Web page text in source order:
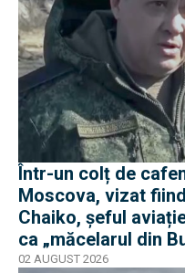
Într-un colț de
Moscova, vizat
Chaiko, șeful
ca „măcelarul din
supraviețuit
02 AUGUST 2026